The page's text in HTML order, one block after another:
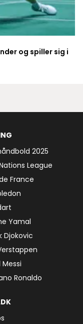
og spiller sig i
2025
League
France
Yamal
Djokovic
Messi
Ronaldo